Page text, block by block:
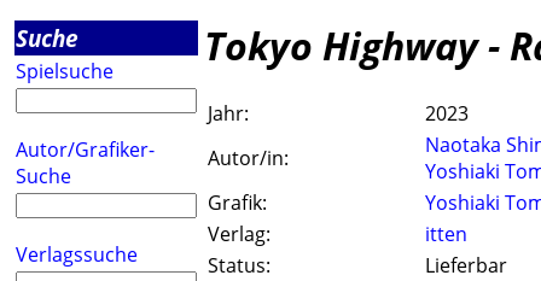
Suche
Spielsuche
Autor/Grafiker-
Suche
Verlagssuche
Tokyo Highway -
Jahr:
2023
Autor/in:
Naotaka
Yoshiaki
Grafik:
Yoshiaki
Verlag:
itten
Status:
Lieferbar